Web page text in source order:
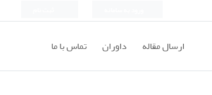
ارسال مقاله داوران تماس با ما